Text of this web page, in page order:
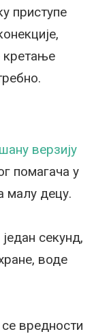
приступе
кретање
верзију
помагача у
малу децу.
секунд,
воде
вредности